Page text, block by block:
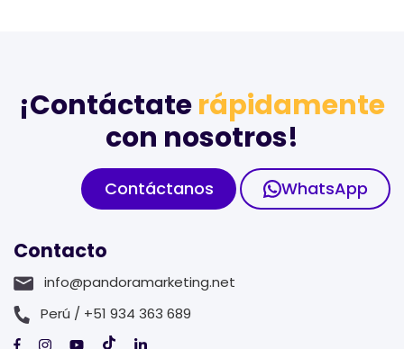
Contacto
info@pandoramarketing.net
Perú / +51 934 363 689
¡Contáctaterápidamente
con nosotros!
Contáctanos WhatsApp